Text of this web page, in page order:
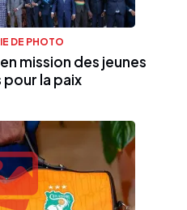
DE PHOTO
mission des jeunes
la paix